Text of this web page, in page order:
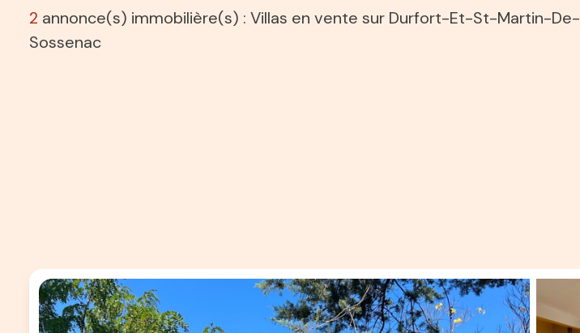
2 annonce(s) immobilière(s) : Villas en vente sur Durfort-Et-St-Martin-De-
Sossenac